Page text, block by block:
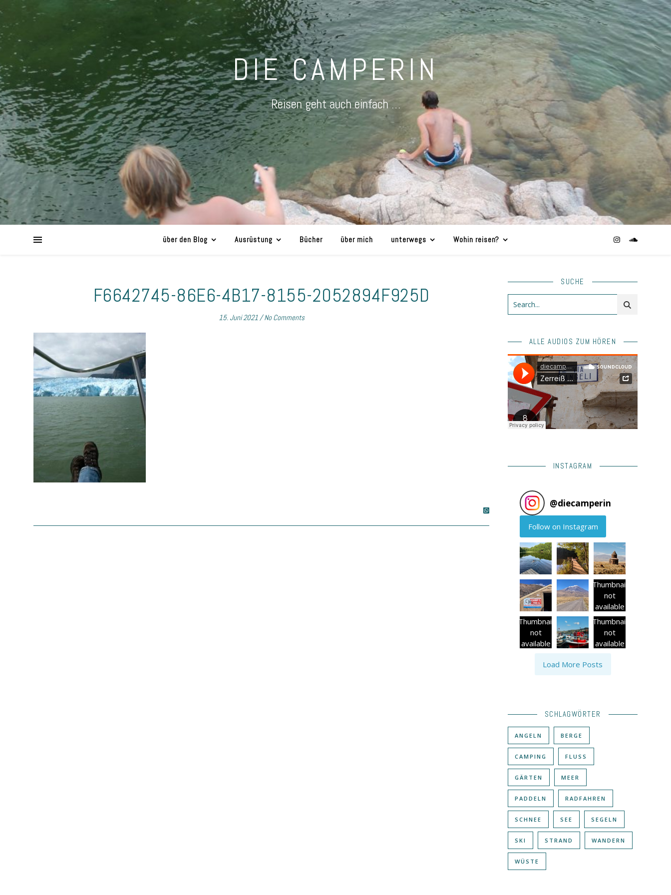
DIE CAMPERIN
Reisen geht auch einfach …
über den Blog Ausrüstung Bücher über mich unterwegs Wohin reisen?
F6642745-86E6-4B17-8155-2052894F925D
15. Juni 2021/ No Comments
SUCHE
ALLE AUDIOS ZUM HÖREN
INSTAGRAM
@diecamperin
Follow on Instagram
Thumbnail
not
available
Thumbnail
not
available
Thumbnail
not
available
Load More Posts
SCHLAGWÖRTER
ANGELN BERGE
CAMPING FLUSS
GÄRTEN MEER
PADDELN RADFAHREN
SCHNEE SEE SEGELN
SKI STRAND WANDERN
WÜSTE